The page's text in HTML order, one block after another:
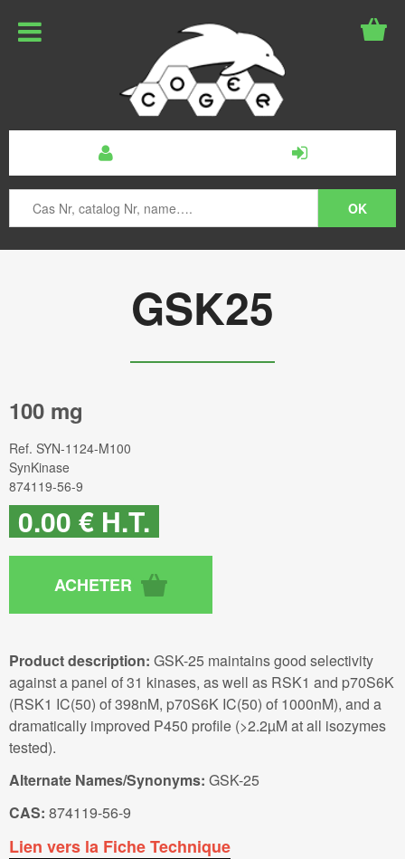
GSK25
100 mg
Ref. SYN-1124-M100
SynKinase
874119-56-9
0.00 € H.T.
Product description: GSK-25 maintains good selectivity
against a panel of 31 kinases, as well as RSK1 and p70S6K
(RSK1 IC(50) of 398nM, p70S6K IC(50) of 1000nM), and a
dramatically improved P450 profile (>2.2µM at all isozymes
tested).
Alternate Names/Synonyms: GSK-25
CAS: 874119-56-9
Lien vers la Fiche Technique